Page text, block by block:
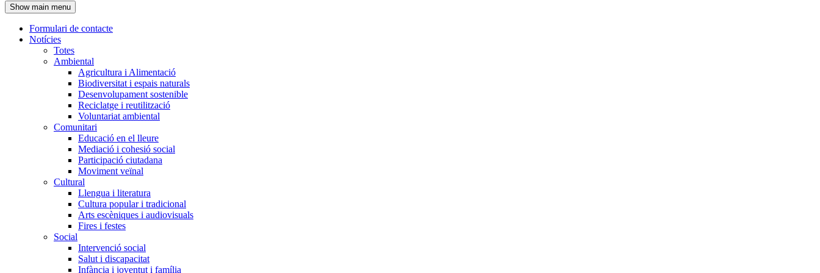
l'encapçalament
Show main menu
Navegació
principal
Formulari de contacte
Notícies
Totes
Ambiental
Agricultura i Alimentació
Biodiversitat i espais naturals
Desenvolupament sostenible
Reciclatge i reutilització
Voluntariat ambiental
Comunitari
Educació en el lleure
Mediació i cohesió social
Participació ciutadana
Moviment veïnal
Cultural
Llengua i literatura
Cultura popular i tradicional
Arts escèniques i audiovisuals
Fires i festes
Social
Intervenció social
Salut i discapacitat
Infància i joventut i família